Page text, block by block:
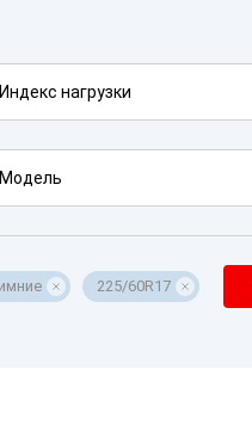
нагрузки
225/60R17